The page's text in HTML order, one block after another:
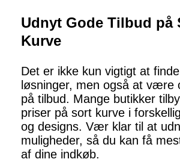
Udnyt Gode Tilbud på
Kurve
Det er ikke kun vigtigt at
løsninger, men også at
på tilbud. Mange butikker
priser på sort kurve i
og designs. Vær klar til at
muligheder, så du kan få
af dine indkøb.